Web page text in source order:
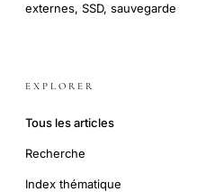
externes, SSD, sauvegarde
EXPLORER
Tous les articles
Recherche
Index thématique